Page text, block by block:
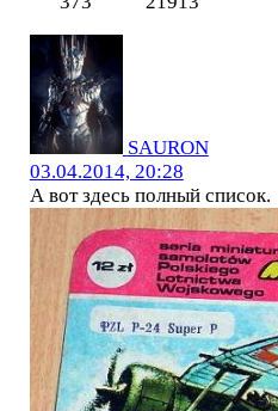
SAURON
03.04.2014, 20:28
А вот здесь полный список.